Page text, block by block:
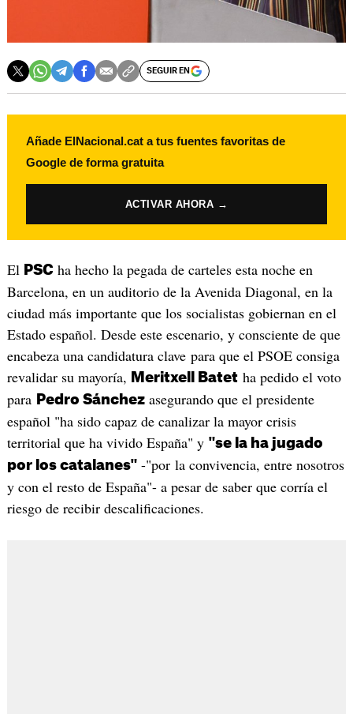
SEGUIR EN
Añade ElNacional.cat a tus fuentes favoritas de
Google de forma gratuita
ACTIVAR AHORA →
El PSC ha hecho la pegada de carteles esta noche en
Barcelona, en un auditorio de la Avenida Diagonal, en la
ciudad más importante que los socialistas gobiernan en el
Estado español. Desde este escenario, y consciente de que
encabeza una candidatura clave para que el PSOE consiga
revalidar su mayoría, Meritxell Batetha pedido el voto
para Pedro Sánchezasegurando que el presidente
español "ha sido capaz de canalizar la mayor crisis
territorial que ha vivido España" y "se la ha jugado
por los catalanes" -"por la convivencia, entre nosotros
y con el resto de España"- a pesar de saber que corría el
riesgo de recibir descalificaciones.